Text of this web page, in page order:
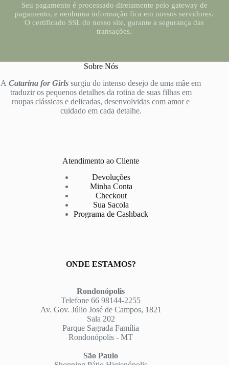
Seu pagamento é processado diretamente pelo gateway de
pagamento, e nenhuma informação fica em nossos servidores.
O certificado SSL do nosso site, garante a segurança das
transações.
Sobre Nós
ACatarina for Girls surgiu do intenso desejo de uma mãe em
traduzir os pequenos detalhes da rotina de suas filhas em
roupas clássicas e delicadas, desenvolvidas com amor e
cuidado em cada detalhe.
Atendimento ao Cliente
Devoluções
Minha Conta
Checkout
Sua Sacola
Programa de Cashback
ONDE ESTAMOS?
Rondonópolis
Telefone 66 98144-2255
Av. Gov. Júlio José de Campos, 1821
Sala 202
Parque Sagrada Família
Rondonópolis - MT
São Paulo